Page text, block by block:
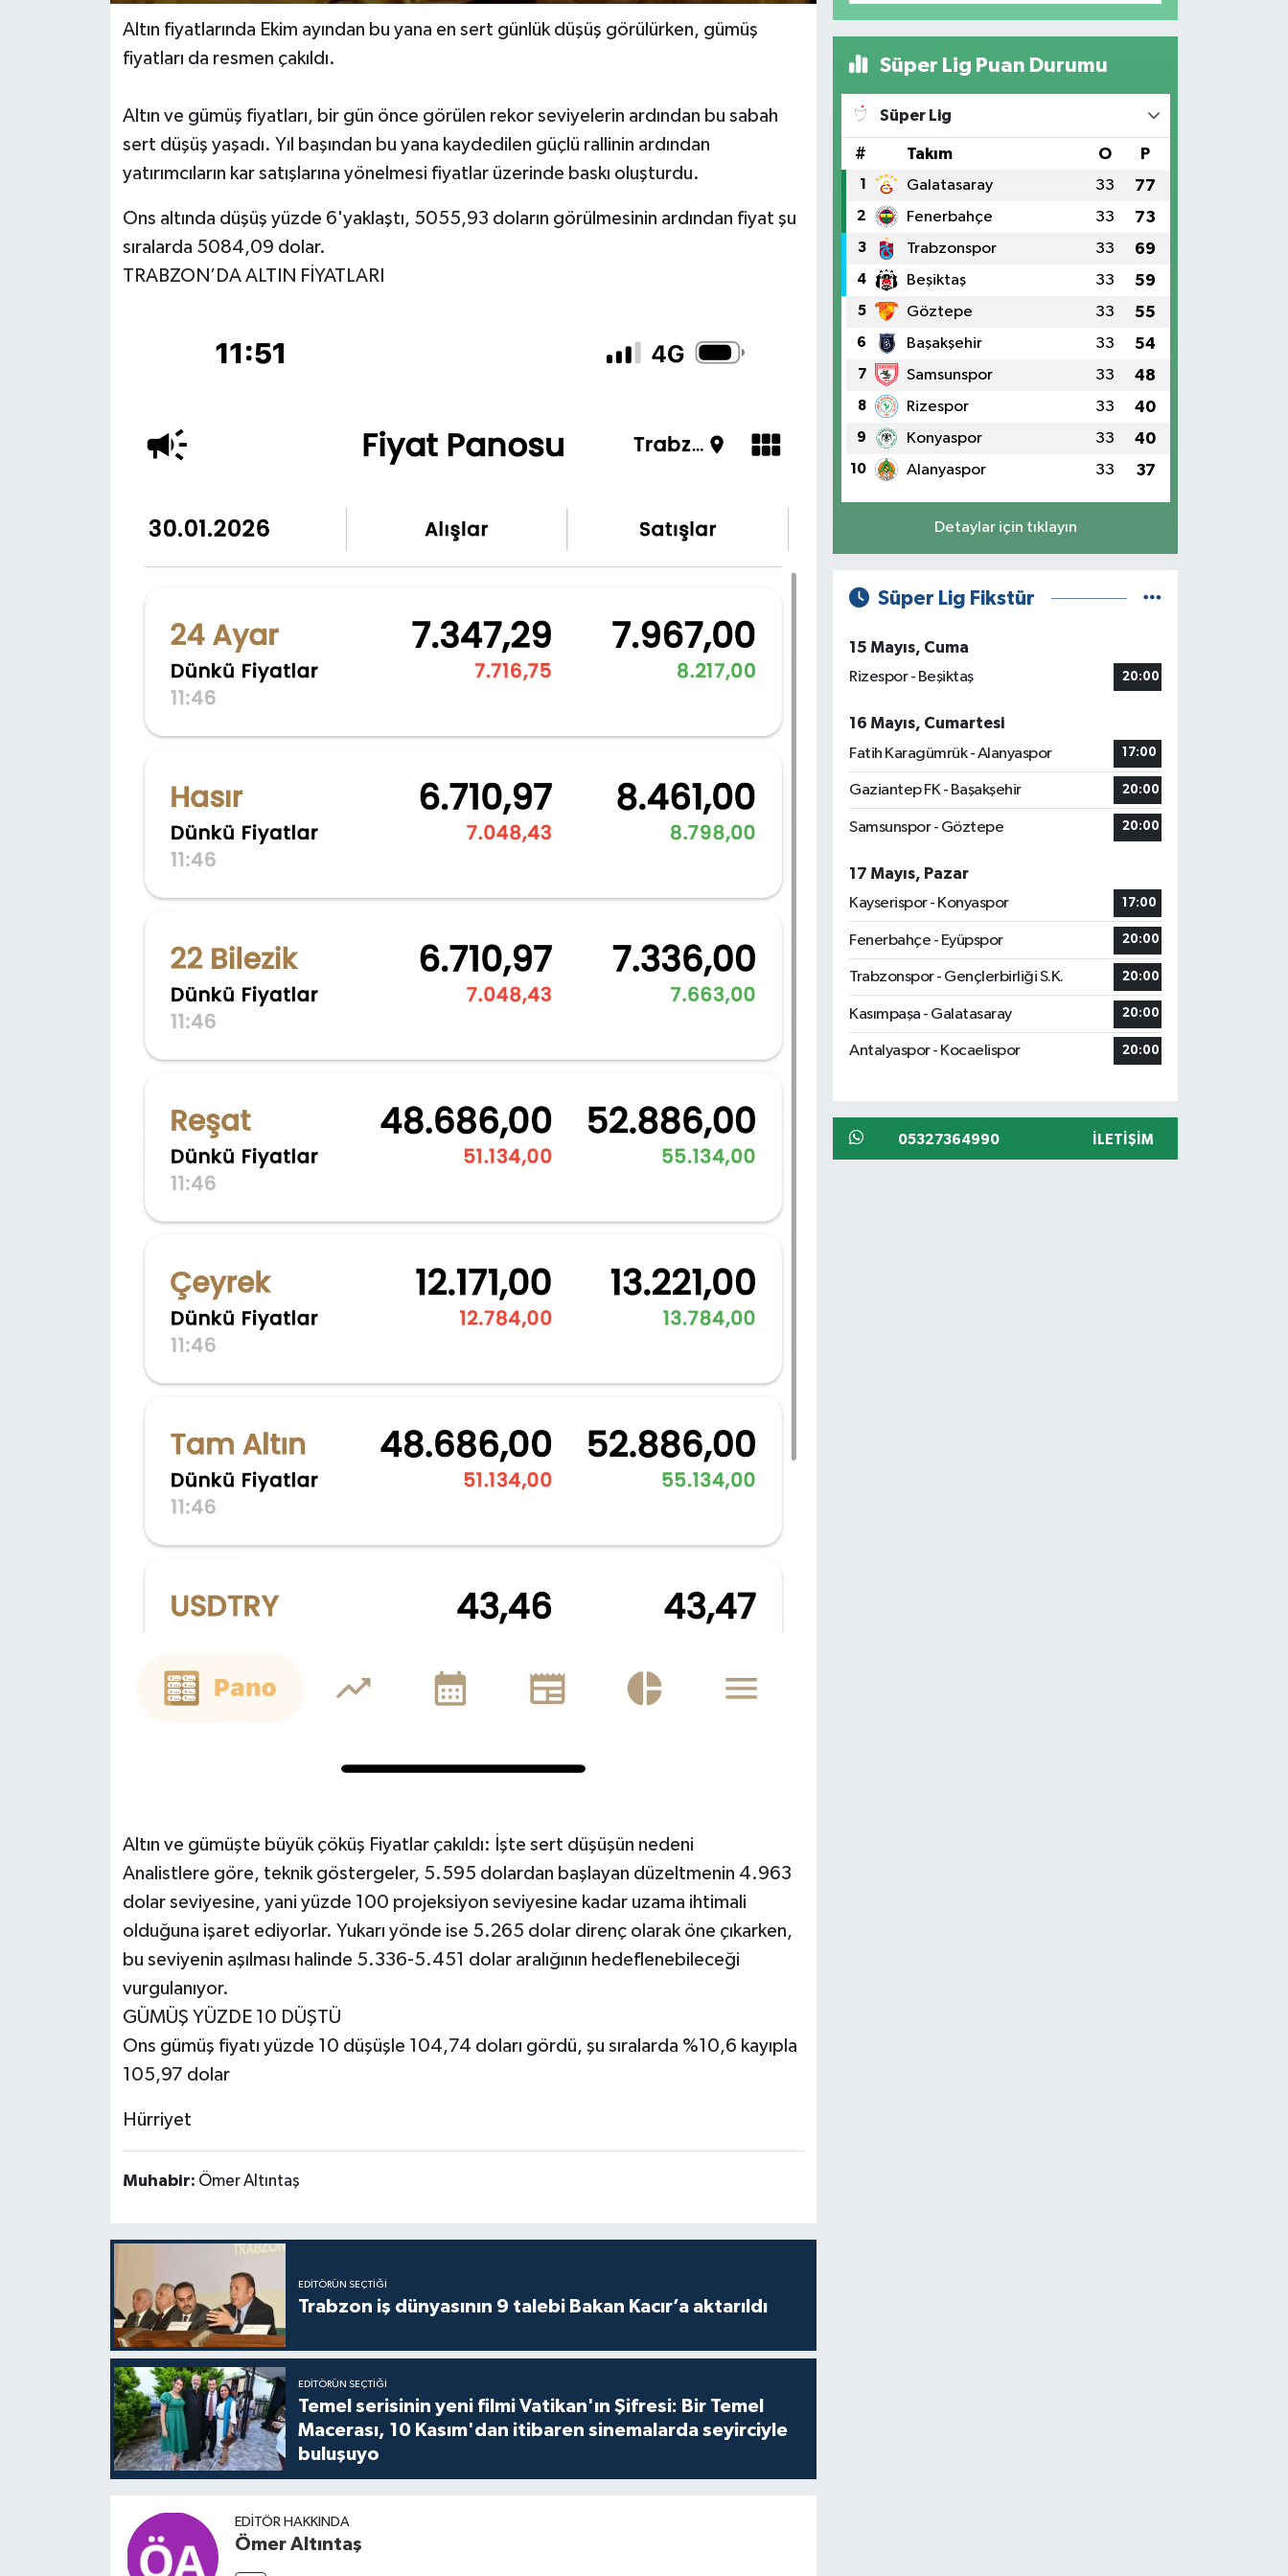
Altın fiyatlarında Ekim ayından bu yana en sert günlük düşüş görülürken, gümüş
fiyatları da resmen çakıldı.
Altın ve gümüş fiyatları, bir gün önce görülen rekor seviyelerin ardından bu sabah
sert düşüş yaşadı. Yıl başından bu yana kaydedilen güçlü rallinin ardından
yatırımcıların kar satışlarına yönelmesi fiyatlar üzerinde baskı oluşturdu.
Ons altında düşüş yüzde 6'yaklaştı, 5055,93 doların görülmesinin ardından fiyat şu
sıralarda 5084,09 dolar.
TRABZON’DA ALTIN FİYATLARI
Altın ve gümüşte büyük çöküş Fiyatlar çakıldı: İşte sert düşüşün nedeni
Analistlere göre, teknik göstergeler, 5.595 dolardan başlayan düzeltmenin 4.963
dolar seviyesine, yani yüzde 100 projeksiyon seviyesine kadar uzama ihtimali
olduğuna işaret ediyorlar. Yukarı yönde ise 5.265 dolar direnç olarak öne çıkarken,
bu seviyenin aşılması halinde 5.336-5.451 dolar aralığının hedeflenebileceği
vurgulanıyor.
GÜMÜŞ YÜZDE 10 DÜŞTÜ
Ons gümüş fiyatı yüzde 10 düşüşle 104,74 doları gördü, şu sıralarda %10,6 kayıpla
105,97 dolar
Hürriyet
Muhabir: Ömer Altıntaş
EDITÖRÜN SEÇTIĞI
Trabzon iş dünyasının 9 talebi Bakan Kacır’a aktarıldı
EDITÖRÜN SEÇTIĞI
Temel serisinin yeni filmi Vatikan'ın Şifresi: Bir Temel
Macerası, 10 Kasım'dan itibaren sinemalarda seyirciyle
buluşuyo
EDITÖR HAKKINDA
Ömer Altıntaş
Süper Lig Puan Durumu
Süper Lig
# Takım O P
1 Galatasaray 33 77
2 Fenerbahçe 33 73
3 Trabzonspor 33 69
4 Beşiktaş 33 59
5 Göztepe 33 55
6 Başakşehir 33 54
7 Samsunspor 33 48
8 Rizespor 33 40
9 Konyaspor 33 40
10 Alanyaspor 33 37
Detaylar için tıklayın
Süper Lig Fikstür
15 Mayıs, Cuma
Rizespor - Beşiktaş
20:00
16 Mayıs, Cumartesi
Fatih Karagümrük - Alanyaspor
17:00
Gaziantep FK - Başakşehir 20:00
Samsunspor - Göztepe 20:00
17 Mayıs, Pazar
Kayserispor - Konyaspor
17:00
Fenerbahçe - Eyüpspor 20:00
Trabzonspor - Gençlerbirliği S.K. 20:00
Kasımpaşa - Galatasaray 20:00
Antalyaspor - Kocaelispor 20:00
05327364990 İLETIŞIM